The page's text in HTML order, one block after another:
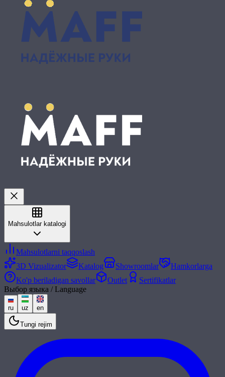
Mahsulotlar katalogi
Mahsulotlarni taqqoslash
3D Vizualizator
Katalog Showroomlar
Hamkorlarga
Ko'p beriladigan savollar
Outlet
Sertifikatlar
Выбор языка / Language
ru uz en
Tungi rejim